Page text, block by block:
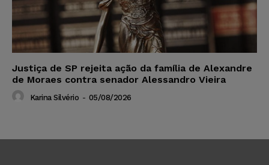
Justiça de SP rejeita ação da família de Alexandre
de Moraes contra senador Alessandro Vieira
Karina Silvério - 05/08/2026